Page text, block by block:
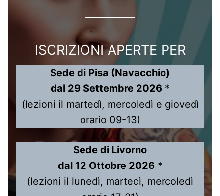
ISCRIZIONI APERTE PER
Sede di Pisa (Navacchio)
dal 29 Settembre 2026 *
(lezioni il martedì, mercoledì e giovedì
orario 09-13)
Sede di Livorno
dal 12 Ottobre 2026 *
(lezioni il lunedì, martedì, mercoledì